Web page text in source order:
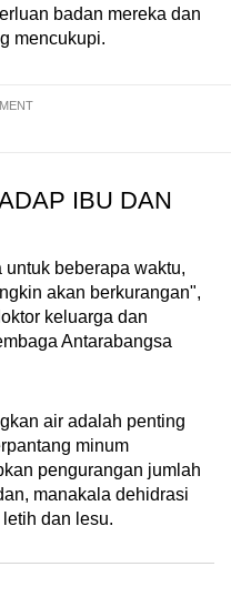
badan mereka dan
mencukupi.
IBU DAN
beberapa waktu,
akan berkurangan",
keluarga dan
Antarabangsa
air adalah penting
minum
pengurangan jumlah
manakala dehidrasi
dan lesu.